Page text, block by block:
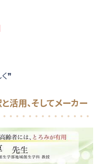
❞
活用、そしてメーカー